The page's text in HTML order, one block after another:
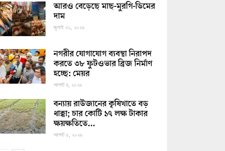
আরও বেড়েছে মাছ-মুরগি-ডিমের
দাম
জুলাই ৩১, ২০২৬
নগরীর যোগাযোগ ব্যবস্থা নিরাপদ
করতে ৩৮ ফুটওভার ব্রিজ নির্মাণ
হচ্ছে: মেয়র
আগস্ট ৪, ২০২৬
বন্যায় রাউজানের কৃষিখাতে বড়
ধাক্কা; চার কোটি ১৭ লক্ষ টাকার
ক্ষয়ক্ষতিতে...
আগস্ট ৫, ২০২৬